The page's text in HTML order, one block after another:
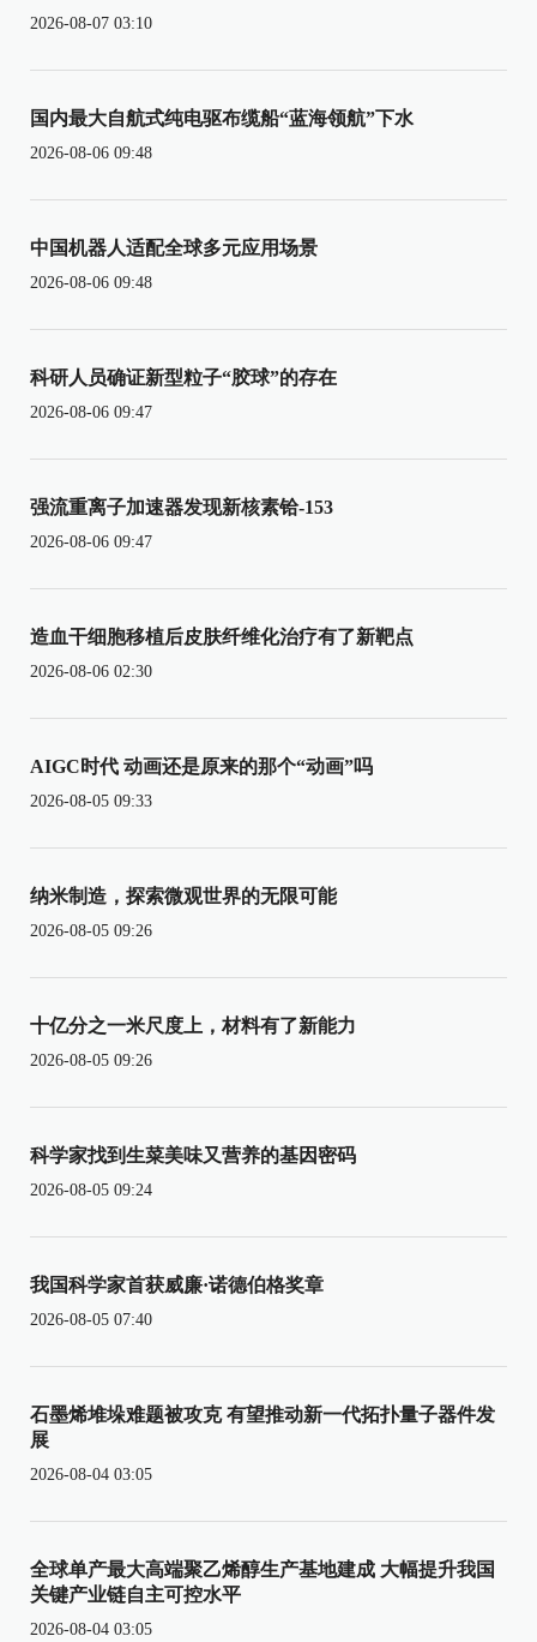
2026-08-07 03:10
国内最大自航式纯电驱布缆船“蓝海领航”下水
2026-08-06 09:48
中国机器人适配全球多元应用场景
2026-08-06 09:48
科研人员确证新型粒子“胶球”的存在
2026-08-06 09:47
强流重离子加速器发现新核素铪-153
2026-08-06 09:47
造血干细胞移植后皮肤纤维化治疗有了新靶点
2026-08-06 02:30
AIGC时代 动画还是原来的那个“动画”吗
2026-08-05 09:33
纳米制造，探索微观世界的无限可能
2026-08-05 09:26
十亿分之一米尺度上，材料有了新能力
2026-08-05 09:26
科学家找到生菜美味又营养的基因密码
2026-08-05 09:24
我国科学家首获威廉·诺德伯格奖章
2026-08-05 07:40
石墨烯堆垛难题被攻克 有望推动新一代拓扑量子器件发
展
2026-08-04 03:05
全球单产最大高端聚乙烯醇生产基地建成 大幅提升我国
关键产业链自主可控水平
2026-08-04 03:05